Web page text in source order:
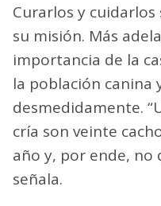
Curarlos y
su misión. Más
importancia de la
la población
desmedidamente.
cría son veinte
año y, por ende, no
señala.